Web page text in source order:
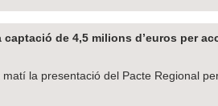
de 4,5 milions d’euros per
matí la presentació del Pacte Regional